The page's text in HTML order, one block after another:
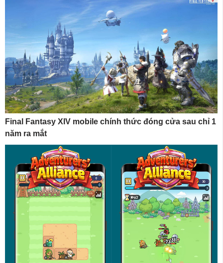
Final Fantasy XIV mobile chính thức đóng cửa sau chỉ 1
năm ra mắt